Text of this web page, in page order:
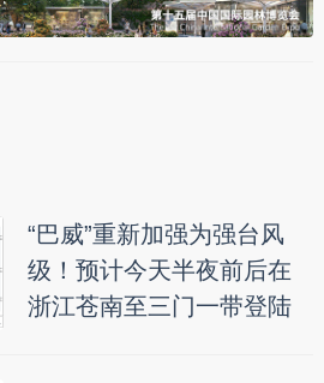
“巴威”重新加强为强台风
级！预计今天半夜前后在
浙江苍南至三门一带登陆